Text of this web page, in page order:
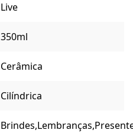
Live
350ml
Cerâmica
Cilíndrica
Brindes,Lembranças,